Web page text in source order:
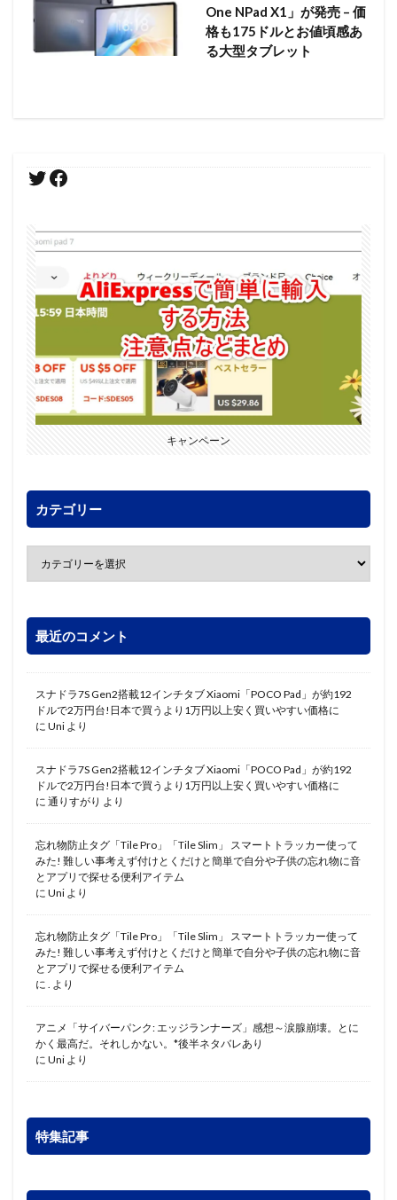
One NPad X1」が発売 – 価
格も175ドルとお値頃感あ
る大型タブレット
キャンペーン
カテゴリー
最近のコメント
スナドラ7S Gen2搭載12インチタブ Xiaomi「POCO Pad」が約192
ドルで2万円台!日本で買うより1万円以上安く買いやすい価格に
に Uni より
スナドラ7S Gen2搭載12インチタブ Xiaomi「POCO Pad」が約192
ドルで2万円台!日本で買うより1万円以上安く買いやすい価格に
に 通りすがり より
忘れ物防止タグ「Tile Pro」「Tile Slim」 スマートトラッカー使って
みた! 難しい事考えず付けとくだけと簡単で自分や子供の忘れ物に音
とアプリで探せる便利アイテム
に Uni より
忘れ物防止タグ「Tile Pro」「Tile Slim」 スマートトラッカー使って
みた! 難しい事考えず付けとくだけと簡単で自分や子供の忘れ物に音
とアプリで探せる便利アイテム
に . より
アニメ「サイバーパンク: エッジランナーズ」感想～涙腺崩壊。とに
かく最高だ。それしかない。*後半ネタバレあり
に Uni より
特集記事